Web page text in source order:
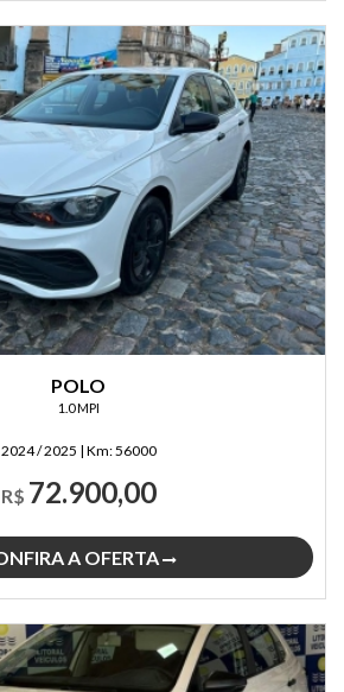
POLO
1.0 MPI
2024 / 2025 | Km:56000
R$ 72.900,00
A OFERTA